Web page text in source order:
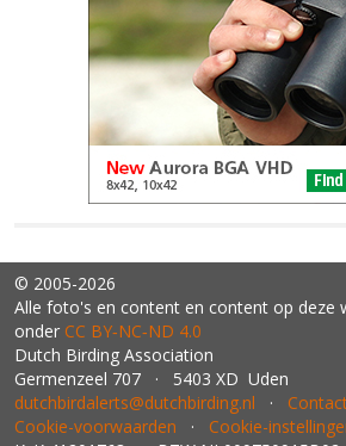
© 2005-2026
Alle foto's en content en content op deze
onder CC BY‑NC‑ND 4.0
Dutch Birding Association
Germenzeel 707 · 5403 XD Uden
dutchbirdalerts@dutchbirding.nl ·
Cookie-voorwaarden · Cookie-